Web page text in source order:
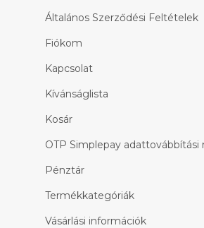
Általános Szerződési Feltételek
Fiókom
Kapcsolat
Kívánságlista
Kosár
OTP Simplepay adattovábbítási
Pénztár
Termékkategóriák
Vásárlási információk